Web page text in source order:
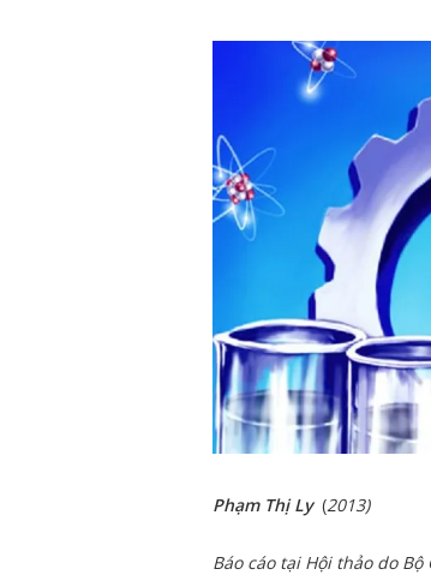
Phạm Thị Ly (2013)
Báo cáo tại Hội thảo do